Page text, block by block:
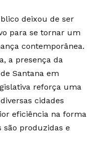
deixou de ser
para se tornar um
contemporânea.
, a presença da
Santana em
reforça uma
cidades
eficiência na forma
produzidas e